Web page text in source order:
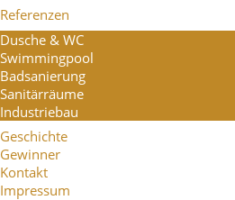
Referenzen
Dusche & WC
Swimmingpool
Badsanierung
Sanitärräume
Industriebau
Geschichte
Gewinner
Kontakt
Impressum